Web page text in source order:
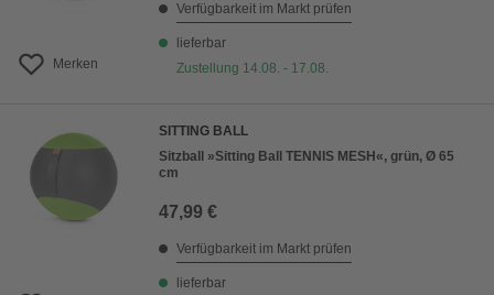
Merken
Verfügbarkeit im Markt prüfen
lieferbar
Zustellung 14.08. - 17.08.
SITTING BALL
Sitzball »Sitting Ball TENNIS MESH«, grün, Ø 65
cm
47,99 €
Verfügbarkeit im Markt prüfen
lieferbar